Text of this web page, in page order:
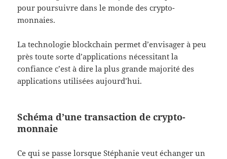
pour poursuivre dans le monde des crypto-
monnaies.
La technologie blockchain permet d’envisager à peu
près toute sorte d’applications nécessitant la
confiance c’est à dire la plus grande majorité des
applications utilisées aujourd’hui.
Schéma d’une transaction de crypto-
monnaie
Ce qui se passe lorsque Stéphanie veut échanger un